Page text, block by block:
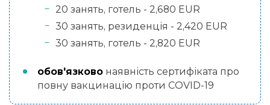
20 занять, готель - 2,680 EUR
30 занять, резиденція - 2,420 EUR
30 занять, готель - 2,820 EUR
обов'язково наявність сертифіката про
повну вакцинацію проти COVID-19